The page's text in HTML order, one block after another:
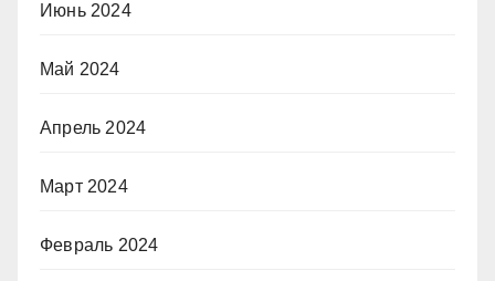
Июнь 2024
Май 2024
Апрель 2024
Март 2024
Февраль 2024